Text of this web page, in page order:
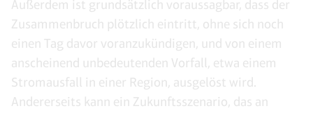
Außerdem ist grundsätzlich voraussagbar, dass der
Zusammenbruch plötzlich eintritt, ohne sich noch
einen Tag davor voranzukündigen, und von einem
anscheinend unbedeutenden Vorfall, etwa einem
Stromausfall in einer Region, ausgelöst wird.
Andererseits kann ein Zukunftsszenario, das an